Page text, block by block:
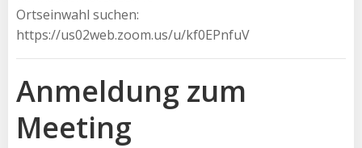
Ortseinwahl suchen:
https://us02web.zoom.us/u/kf0EPnfuV
Anmeldung zum
Meeting